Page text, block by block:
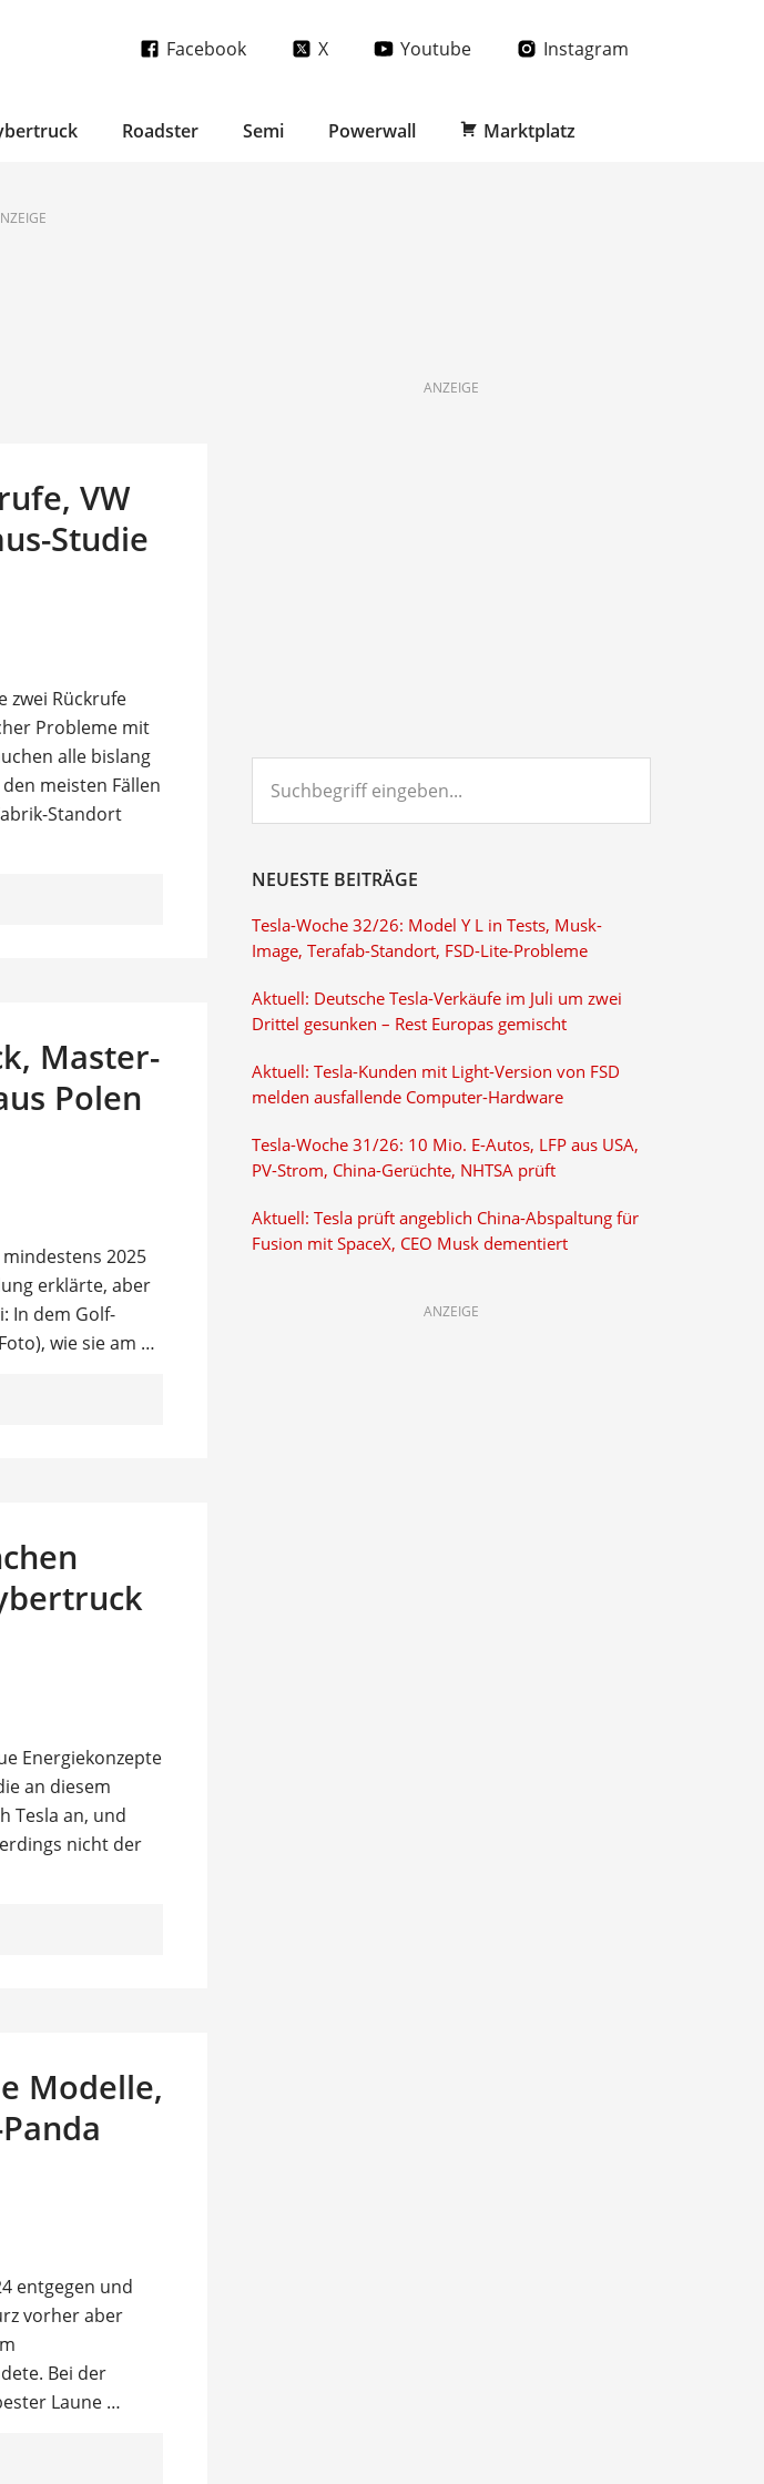
Facebook X Youtube Instagram
Roadster Semi Powerwall Marktplatz
VW
Studie
zwei Rückrufe
Probleme mit
alle bislang
meisten Fällen
Standort
Master-
Polen
2025
erklärte, aber
In dem Golf-
wie sie am …
Energiekonzepte
an diesem
Tesla an, und
nicht der
Modelle,
entgegen und
vorher aber
Bei der
Laune …
ANZEIGE
eingeben...
NEUESTE BEITRÄGE
Tesla-Woche 32/26: Model Y L in Tests, Musk-
Image, Terafab-Standort, FSD-Lite-Probleme
Aktuell: Deutsche Tesla-Verkäufe im Juli um zwei
Drittel gesunken – Rest Europas gemischt
Aktuell: Tesla-Kunden mit Light-Version von FSD
melden ausfallende Computer-Hardware
Tesla-Woche 31/26: 10 Mio. E-Autos, LFP aus USA,
PV-Strom, China-Gerüchte, NHTSA prüft
Aktuell: Tesla prüft angeblich China-Abspaltung für
Fusion mit SpaceX, CEO Musk dementiert
ANZEIGE